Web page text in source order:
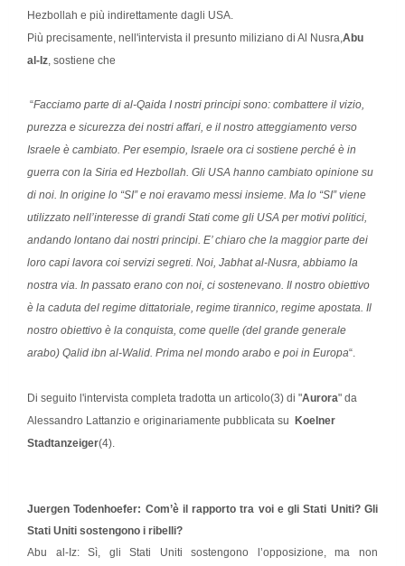
Hezbollah e più indirettamente dagli USA.
Più precisamente, nell'intervista il presunto miliziano di Al Nusra, Abu
al-Iz , sostiene che
“Facciamo parte di al-Qaida I nostri principi sono: combattere il vizio,
purezza e sicurezza dei nostri affari, e il nostro atteggiamento verso
Israele è cambiato. Per esempio, Israele ora ci sostiene perché è in
guerra con la Siria ed Hezbollah. Gli USA hanno cambiato opinione su
di noi. In origine lo “SI” e noi eravamo messi insieme. Ma lo “SI” viene
utilizzato nell’interesse di grandi Stati come gli USA per motivi politici,
andando lontano dai nostri principi. E’ chiaro che la maggior parte dei
loro capi lavora coi servizi segreti. Noi, Jabhat al-Nusra, abbiamo la
nostra via. In passato erano con noi, ci sostenevano. Il nostro obiettivo
è la caduta del regime dittatoriale, regime tirannico, regime apostata. Il
nostro obiettivo è la conquista, come quelle (del grande generale
arabo) Qalid ibn al-Walid. Prima nel mondo arabo e poi in Europa“.
Di seguito l'intervista completa tradotta un articolo(3) di "Aurora" da
Alessandro Lattanzio e originariamente pubblicata su Koelner
Stadtanzeiger(4).
Juergen Todenhoefer: Com’è il rapporto tra voi e gli Stati Uniti? Gli
Stati Uniti sostengono i ribelli?
Abu al-Iz: Sì, gli Stati Uniti sostengono l’opposizione, ma non